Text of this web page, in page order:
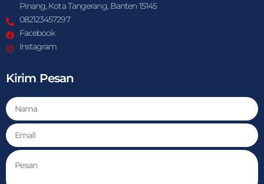
Pinang, Kota Tangerang, Banten 15145
082123457297
Facebook
Instagram
Kirim Pesan